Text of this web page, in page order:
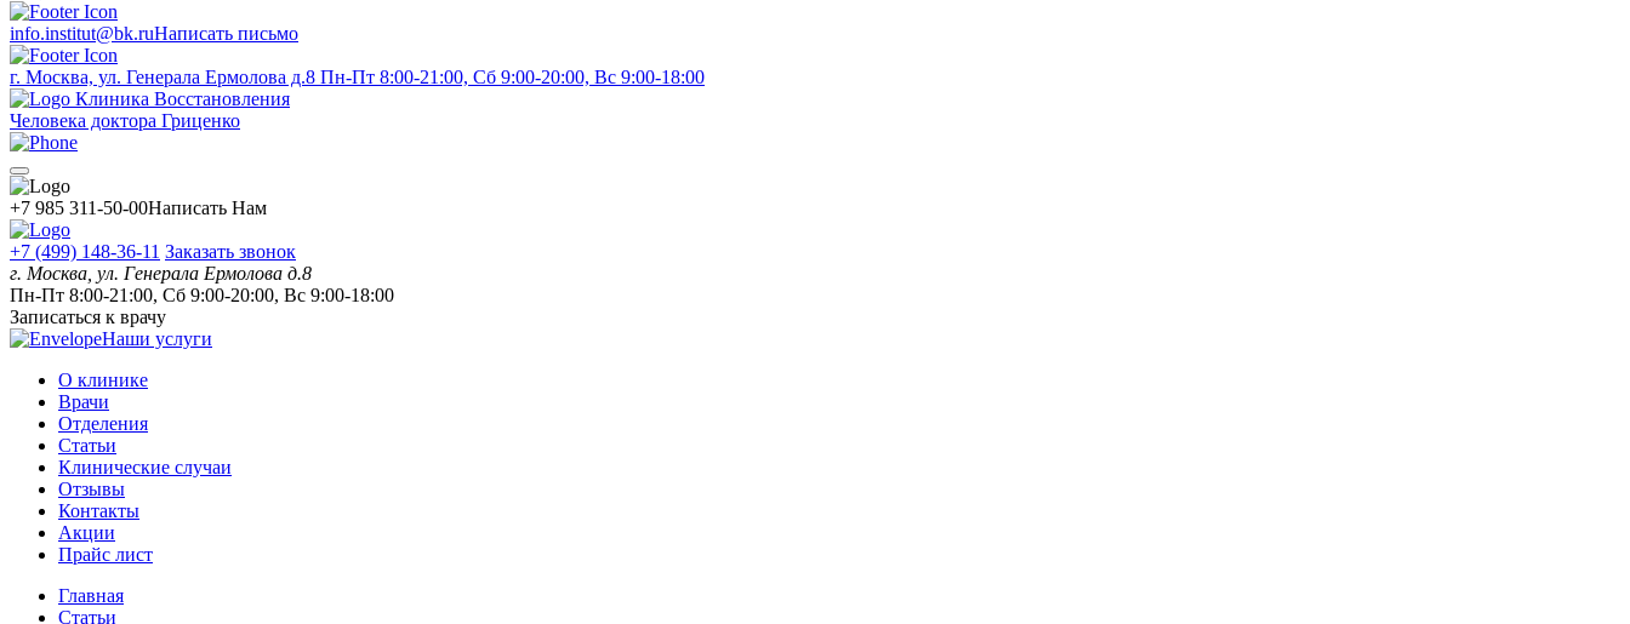
info.institut@bk.ruНаписать письмо
г. Москва, ул. Генерала Ермолова д.8 Пн-Пт 8:00-21:00, Сб 9:00-20:00, Вс 9:00-18:00
Клиника Восстановления
Человека доктора Гриценко
+7 985 311-50-00Написать Нам
+7 (499) 148-36-11 Заказать звонок
г. Москва, ул. Генерала Ермолова д.8
Пн-Пт 8:00-21:00, Сб 9:00-20:00, Вс 9:00-18:00
Записаться к врачу
Наши услуги
О клинике
Врачи
Отделения
Статьи
Клинические случаи
Отзывы
Контакты
Акции
Прайс лист
Главная
Статьи